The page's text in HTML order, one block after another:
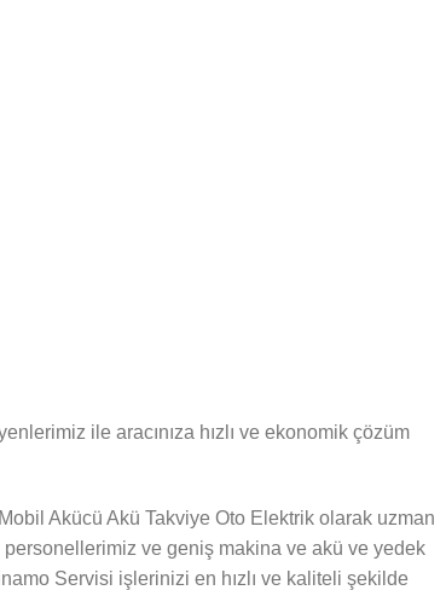
ile aracınıza hızlı ve ekonomik çözüm
Akücü Akü Takviye Oto Elektrik olarak uzman
ve geniş makina ve akü ve yedek
Servisi işlerinizi en hızlı ve kaliteli şekilde